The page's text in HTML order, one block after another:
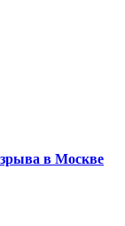
в Москве